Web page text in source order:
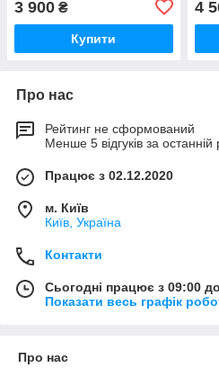
3 900 ₴
Купити
4
Про нас
Рейтинг не сформований
Менше 5 відгуків за останній
Працює з 02.12.2020
м. Київ
Київ, Україна
Контакти
Сьогодні працює з 09:00
Показати весь графік
Про нас